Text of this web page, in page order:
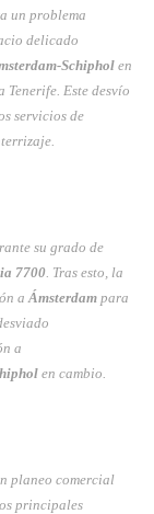
un problema
delicado
Schiphol en
Este desvío
servicios de
su grado de
7700. Tras esto, la
aÁmsterdam para
a
en cambio.
planeo comercial
principales